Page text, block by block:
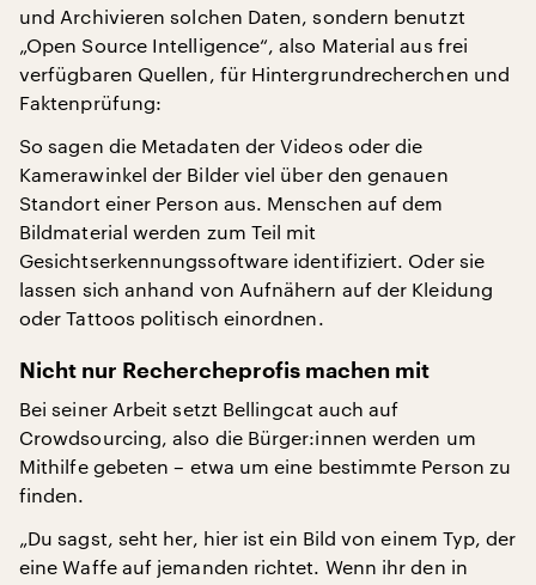
und Archivieren solchen Daten, sondern benutzt
„Open Source Intelligence“, also Material aus frei
verfügbaren Quellen, für Hintergrundrecherchen und
Faktenprüfung:
So sagen die Metadaten der Videos oder die
Kamerawinkel der Bilder viel über den genauen
Standort einer Person aus. Menschen auf dem
Bildmaterial werden zum Teil mit
Gesichtserkennungssoftware identifiziert. Oder sie
lassen sich anhand von Aufnähern auf der Kleidung
oder Tattoos politisch einordnen.
Nicht nur Rechercheprofis machen mit
Bei seiner Arbeit setzt Bellingcat auch auf
Crowdsourcing, also die Bürger:innen werden um
Mithilfe gebeten – etwa um eine bestimmte Person zu
finden.
„Du sagst, seht her, hier ist ein Bild von einem Typ, der
eine Waffe auf jemanden richtet. Wenn ihr den in